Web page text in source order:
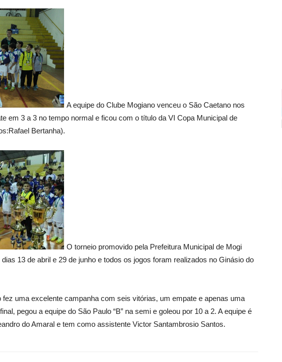
A equipe do Clube Mogiano venceu o São Caetano nos
em 3 a 3 no tempo normal e ficou com o título da VI Copa Municipal de
Bertanha).
O torneio promovido pela Prefeitura Municipal de Mogi
13 de abril e 29 de junho e todos os jogos foram realizados no Ginásio do
fez uma excelente campanha com seis vitórias, um empate e apenas uma
pegou a equipe do São Paulo “B” na semi e goleou por 10 a 2. A equipe é
do Amaral e tem como assistente Victor Santambrosio Santos.